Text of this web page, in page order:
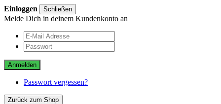
Einloggen Schließen
Melde Dich in deinem Kundenkonto an
Anmelden
Passwort vergessen?
Zurück zum Shop